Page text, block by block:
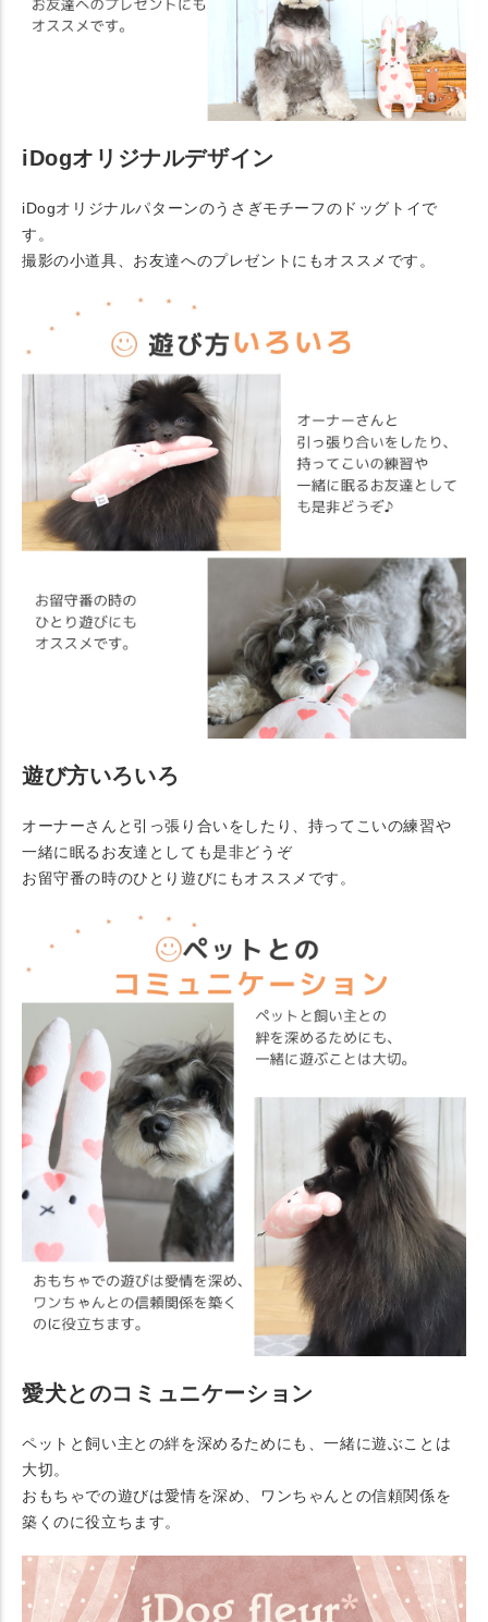
iDogオリジナルデザイン
iDogオリジナルパターンのうさぎモチーフのドッグトイで
す。
撮影の小道具、お友達へのプレゼントにもオススメです。
遊び方いろいろ
オーナーさんと引っ張り合いをしたり、持ってこいの練習や
一緒に眠るお友達としても是非どうぞ
お留守番の時のひとり遊びにもオススメです。
愛犬とのコミュニケーション
ペットと飼い主との絆を深めるためにも、一緒に遊ぶことは
大切。
おもちゃでの遊びは愛情を深め、ワンちゃんとの信頼関係を
築くのに役立ちます。